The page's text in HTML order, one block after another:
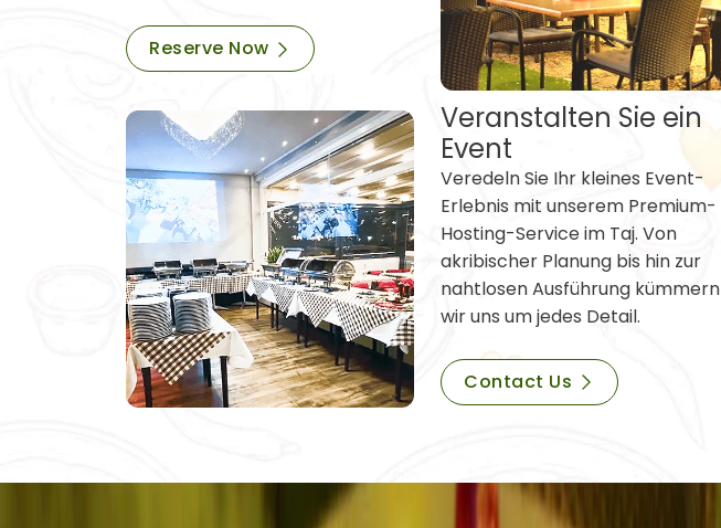
Reserve Now
Veranstalten Sie ein
Event
Veredeln Sie Ihr kleines Event-
Erlebnis mit unserem Premium-
Hosting-Service im Taj. Von
akribischer Planung bis hin zur
nahtlosen Ausführung kümmern
wir uns um jedes Detail.
Contact Us